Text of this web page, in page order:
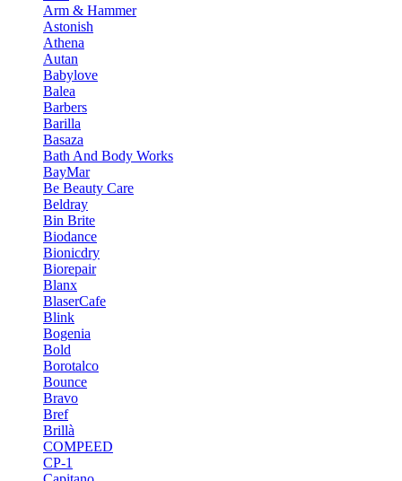
Arm & Hammer
Astonish
Athena
Autan
Babylove
Balea
Barbers
Barilla
Basaza
Bath And Body Works
BayMar
Be Beauty Care
Beldray
Bin Brite
Biodance
Bionicdry
Biorepair
Blanx
BlaserCafe
Blink
Bogenia
Bold
Borotalco
Bounce
Bravo
Bref
Brillà
COMPEED
CP-1